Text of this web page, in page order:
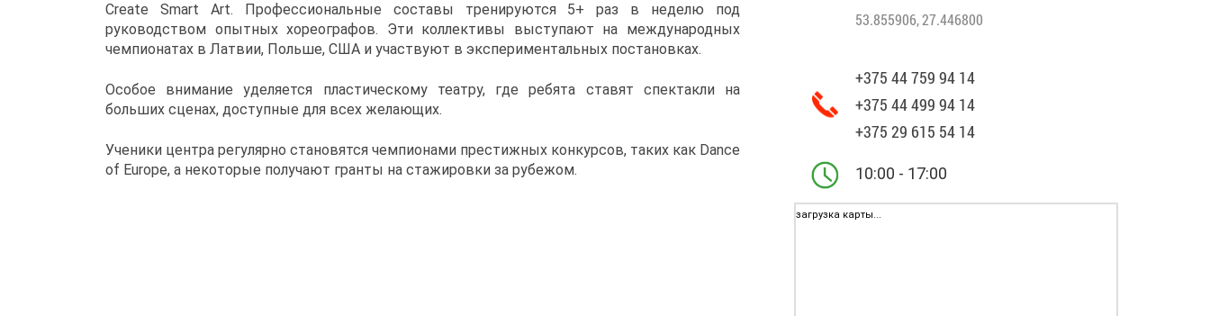
Create Smart Art. Профессиональные составы тренируются 5+ раз в неделю под
руководством опытных хореографов. Эти коллективы выступают на международных
чемпионатах в Латвии, Польше, США и участвуют в экспериментальных постановках.
Особое внимание уделяется пластическому театру, где ребята ставят спектакли на
больших сценах, доступные для всех желающих.
Ученики центра регулярно становятся чемпионами престижных конкурсов, таких как Dance
of Europe, а некоторые получают гранты на стажировки за рубежом.
53.855906, 27.446800
+375 44 759 94 14
+375 44 499 94 14
+375 29 615 54 14
10:00 - 17:00
загрузка карты...